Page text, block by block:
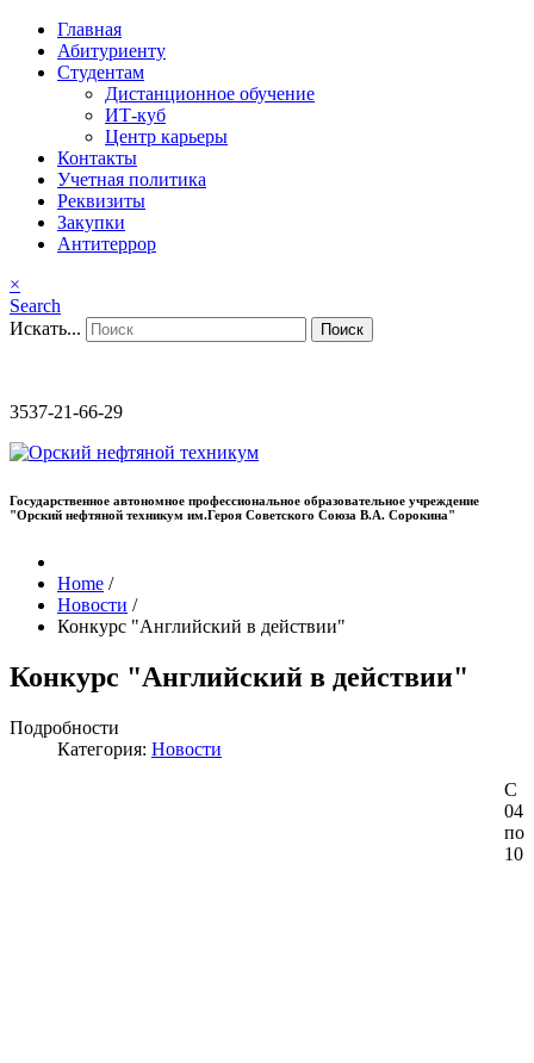
Главная
Абитуриенту
Студентам
Дистанционное обучение
ИТ-куб
Центр карьеры
Контакты
Учетная политика
Реквизиты
Закупки
Антитеррор
×
Search
Искать...
Поиск
3537-21-66-29
Государственное автономное профессиональное образовательное учреждение
"Орский нефтяной техникум им.Героя Советского Союза В.А. Сорокина"
Home /
Новости /
Конкурс "Английский в действии"
Конкурс "Английский в действии"
Подробности
Категория: Новости
С
04
по
10